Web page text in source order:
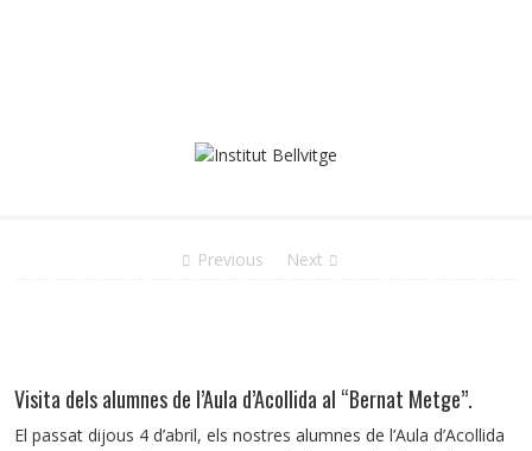
Previous Next
Visita dels alumnes de l’Aula d’Acollida al “Bernat Metge”.
El passat dijous 4 d’abril, els nostres alumnes de l’Aula d’Acollida